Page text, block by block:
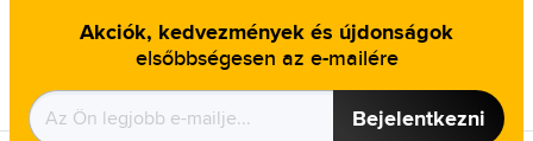
Akciók, kedvezmények és újdonságok
elsőbbségesen az e-mailére
Bejelentkezni